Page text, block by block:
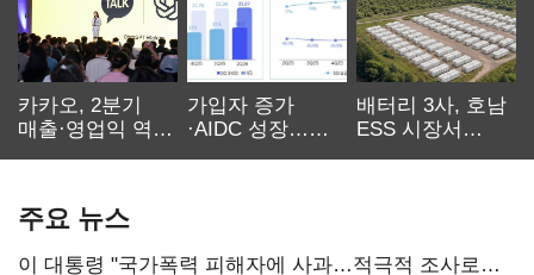
카카오, 2분기
매출·영업익 역대
가입자 증가
·AIDC 성장…
배터리 3사, 호남
ESS 시장서
주요 뉴스
이 대통령 "국가폭력 피해자에 사과…적극적 조사로